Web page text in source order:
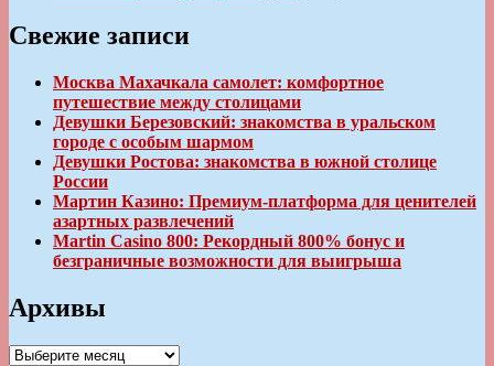
Свежие записи
Москва Махачкала самолет: комфортное
путешествие между столицами
Девушки Березовский: знакомства в уральском
городе с особым шармом
Девушки Ростова: знакомства в южной столице
России
Мартин Казино: Премиум-платформа для ценителей
азартных развлечений
Martin Casino 800: Рекордный 800% бонус и
безграничные возможности для выигрыша
Архивы
Архивы